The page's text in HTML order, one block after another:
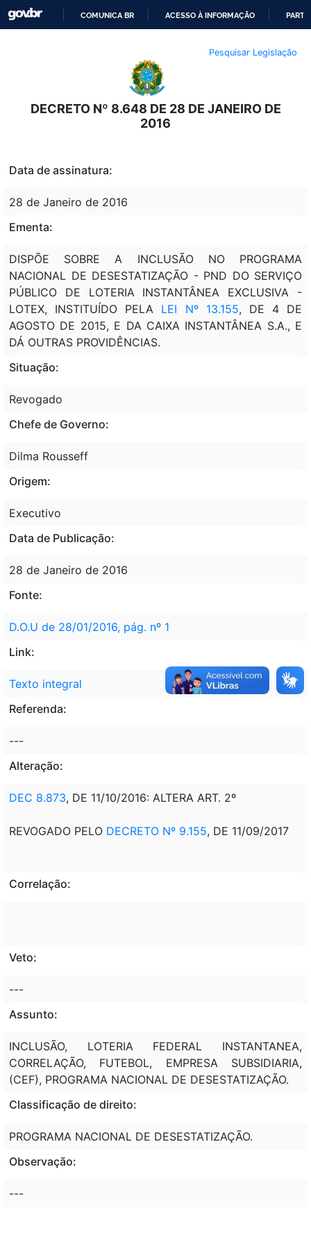
O
CONTEÚDO
COMUNICA BR ACESSO À INFORMAÇÃO
Pesquisar Legislação
DECRETO Nº 8.648 DE 28 DE JANEIRO DE
2016
Data de assinatura:
28 de Janeiro de 2016
Ementa:
DISPÕE SOBRE A INCLUSÃO NO PROGRAMA
NACIONAL DE DESESTATIZAÇÃO - PND DO SERVIÇO
PÚBLICO DE LOTERIA INSTANTÂNEA EXCLUSIVA -
LOTEX, INSTITUÍDO PELA LEI Nº 13.155, DE 4 DE
AGOSTO DE 2015, E DA CAIXA INSTANTÂNEA S.A., E
DÁ OUTRAS PROVIDÊNCIAS.
Situação:
Revogado
Chefe de Governo:
Dilma Rousseff
Origem:
Executivo
Data de Publicação:
28 de Janeiro de 2016
Fonte:
D.O.U de 28/01/2016, pág. nº 1
Link:
Texto integral
Referenda:
---
Alteração:
DEC 8.873, DE 11/10/2016: ALTERA ART. 2º
REVOGADO PELO DECRETO Nº 9.155, DE 11/09/2017
Correlação:
Veto:
---
Assunto:
INCLUSÃO, LOTERIA FEDERAL INSTANTANEA,
CORRELAÇÃO, FUTEBOL, EMPRESA SUBSIDIARIA,
(CEF), PROGRAMA NACIONAL DE DESESTATIZAÇÃO.
Classificação de direito:
PROGRAMA NACIONAL DE DESESTATIZAÇÃO.
Observação:
---